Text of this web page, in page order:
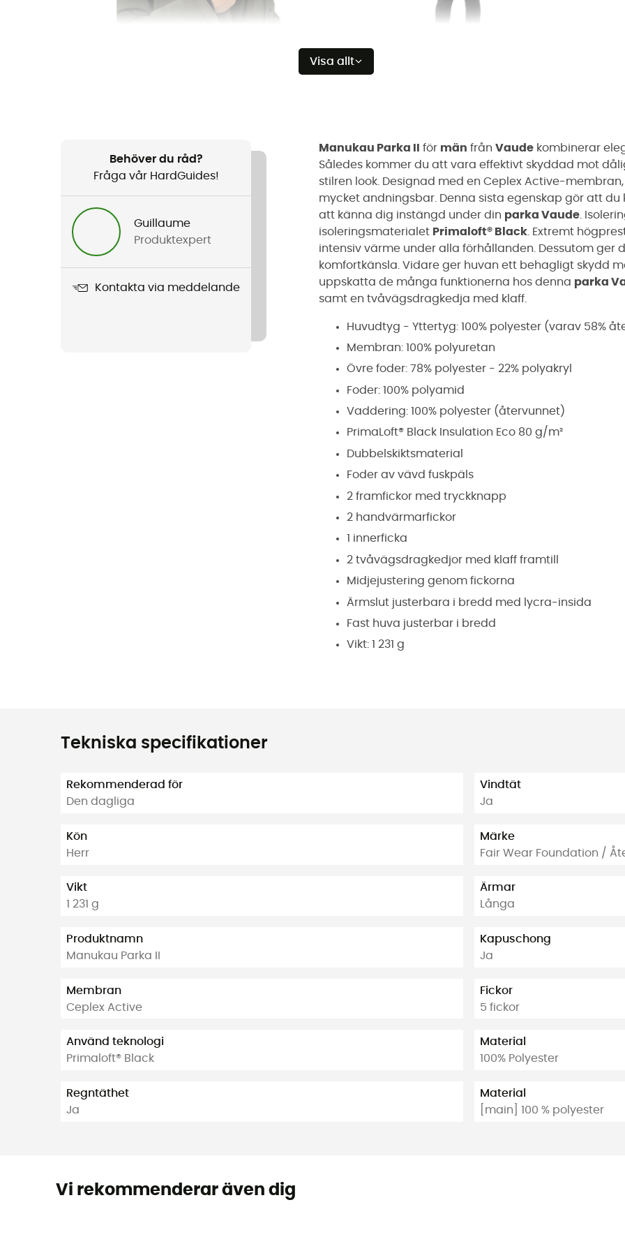
Visa allt
Behöver du råd?
Fråga vår HardGuides!
Guillaume
Produktexpert
Kontakta via meddelande
Manukau Parka II för män från Vaude kombinerar
Således kommer du att vara effektivt skyddad mot
stilren look. Designad med en Ceplex Active-
mycket andningsbar. Denna sista egenskap gör att
att känna dig instängd under din parka Vaude .
isoleringsmaterialet Primaloft® Black . Extremt
intensiv värme under alla förhållanden. Dessutom ger
komfortkänsla. Vidare ger huvan ett behagligt skydd
uppskatta de många funktionerna hos denna parka
samt en tvåvägsdragkedja med klaff.
Huvudtyg - Yttertyg: 100% polyester (varav 58%
Membran: 100% polyuretan
Övre foder: 78% polyester - 22% polyakryl
Foder: 100% polyamid
Vaddering: 100% polyester (återvunnet)
PrimaLoft® Black Insulation Eco 80 g/m²
Dubbelskiktsmaterial
Foder av vävd fuskpäls
2 framfickor med tryckknapp
2 handvärmarfickor
1 innerficka
2 tvåvägsdragkedjor med klaff framtill
Midjejustering genom fickorna
Ärmslut justerbara i bredd med lycra-insida
Fast huva justerbar i bredd
Vikt: 1 231 g
Tekniska specifikationer
Rekommenderad för
Den dagliga
Kön
Herr
Vikt
1 231 g
Produktnamn
Manukau Parka II
Membran
Ceplex Active
Använd teknologi
Primaloft® Black
Regntäthet
Ja
Vindtät
Ja
Märke
Fair Wear Foundation /
Ärmar
Långa
Kapuschong
Ja
Fickor
5 fickor
Material
100% Polyester
Material
[main] 100 % polyester
Vi rekommenderar även dig